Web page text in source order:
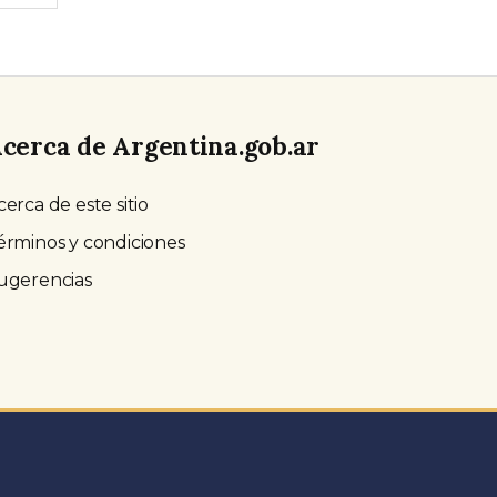
de Argentina.gob.ar
de este sitio
y condiciones